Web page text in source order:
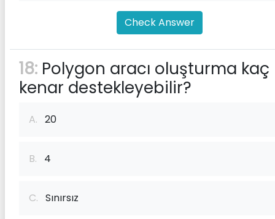
Check Answer
18: Polygon aracı oluşturma kaç
kenar destekleyebilir?
A. 20
B. 4
C. Sınırsız